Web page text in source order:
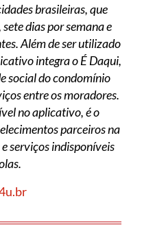
brasileiras, que
dias por semana e
Além de ser utilizado
integra o É Daqui,
social do condomínio
entre os moradores.
no aplicativo, é o
parceiros na
serviços indisponíveis